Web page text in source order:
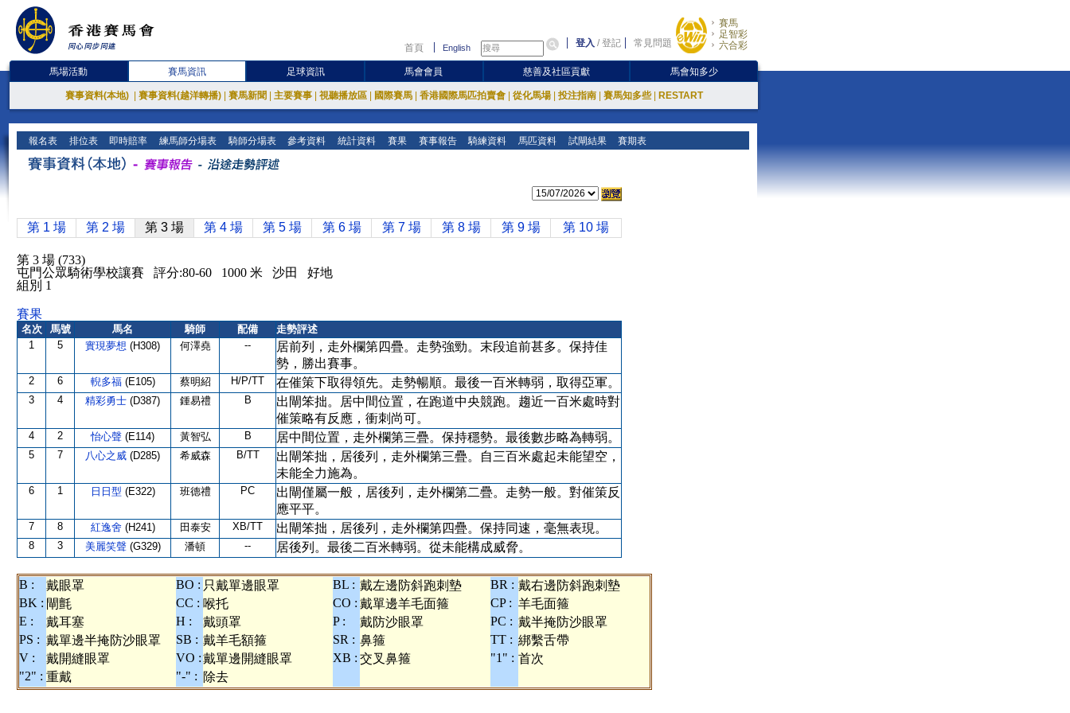
首頁 English 登入 /登記 常見問題
賽馬
足智彩
六合彩
馬場活動 賽馬資訊 足球資訊 馬會會員 慈善及社區貢獻 馬會知多少
賽事資料(本地) 賽事資料(越洋轉播) 賽馬新聞 主要賽事 視聽播放區 國際賽馬 香港國際馬匹拍賣會 從化馬場 投注指南 賽馬知多些 RESTART
報名表 排位表 即時賠率 練馬師分場表 騎師分場表 參考資料 統計資料 賽果 賽事報告 騎練資料 馬匹資料 試閘結果 賽期表
第 1 場 第 2 場 第 3 場 第 4 場 第 5 場 第 6 場 第 7 場 第 8 場 第 9 場 第 10 場
第 3 場 (733)
屯門公眾騎術學校讓賽 評分:80-60 1000 米 沙田 好地
組別 1
賽果
名次 馬號 馬名 騎師 配備
走勢評述
1
5 實現夢想 (H308) 何澤堯 --
居前列，走外欄第四疊。走勢強勁。末段追前甚多。保持佳
勢，勝出賽事。
2 6 輗多福 (E105) 蔡明紹 H/P/TT 在催策下取得領先。走勢暢順。最後一百米轉弱，取得亞軍。
3 4 精彩勇士 (D387) 鍾易禮 B
出閘笨拙。居中間位置，在跑道中央競跑。趨近一百米處時對
催策略有反應，衝刺尚可。
4 2 怡心聲 (E114) 黃智弘 B 居中間位置，走外欄第三疊。保持穩勢。最後數步略為轉弱。
5 7 八心之威 (D285) 希威森 B/TT
出閘笨拙，居後列，走外欄第三疊。自三百米處起未能望空，
未能全力施為。
6 1 日日型 (E322) 班德禮 PC
出閘僅屬一般，居後列，走外欄第二疊。走勢一般。對催策反
應平平。
7 8 紅逸舍 (H241) 田泰安 XB/TT 出閘笨拙，居後列，走外欄第四疊。保持同速，毫無表現。
8 3 美麗笑聲 (G329) 潘頓 -- 居後列。最後二百米轉弱。從未能構成威脅。
B : 戴眼罩 BO : 只戴單邊眼罩 BL : 戴左邊防斜跑刺墊 BR : 戴右邊防斜跑刺墊
BK : 閘氈 CC : 喉托 CO : 戴單邊羊毛面箍 CP : 羊毛面箍
E :
戴耳塞 H : 戴頭罩 P : 戴防沙眼罩 PC : 戴半掩防沙眼罩
PS : 戴單邊半掩防沙眼罩 SB : 戴羊毛額箍 SR : 鼻箍 TT : 綁繫舌帶
V :
戴開縫眼罩 VO :戴單邊開縫眼罩 XB : 交叉鼻箍 "1" : 首次
"2" : 重戴 "-" : 除去